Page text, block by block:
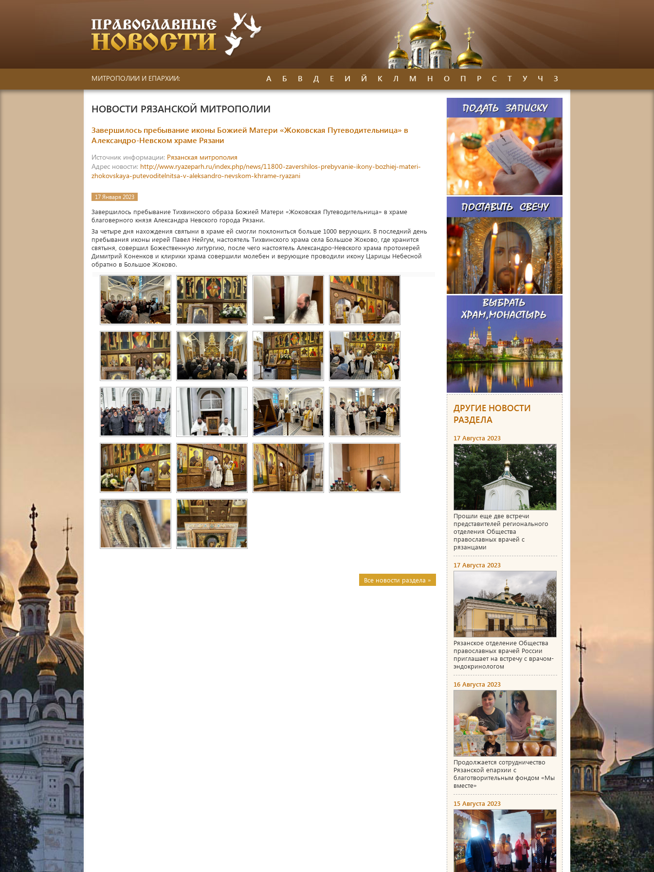
МИТРОПОЛИИ И ЕПАРХИИ: А Б В Д Е И Й К Л М Н О П Р С Т У Ч З
НОВОСТИ РЯЗАНСКОЙ МИТРОПОЛИИ
Завершилось пребывание иконы Божией Матери «Жоковская Путеводительница» в
Александро-Невском храме Рязани
Источник информации: Рязанская митрополия
Адрес новости: http://www.ryazeparh.ru/index.php/news/11800-zavershilos-prebyvanie-ikony-bozhiej-materi-
zhokovskaya-putevoditelnitsa-v-aleksandro-nevskom-khrame-ryazani
17 Января 2023
Завершилось пребывание Тихвинского образа Божией Матери «Жоковская Путеводительница» в храме
благоверного князя Александра Невского города Рязани.
За четыре дня нахождения святыни в храме ей смогли поклониться больше 1000 верующих. В последний день
пребывания иконы иерей Павел Нейгум, настоятель Тихвинского храма села Большое Жоково, где хранится
святыня, совершил Божественную литургию, после чего настоятель Александро-Невского храма протоиерей
Димитрий Коненков и клирики храма совершили молебен и верующие проводили икону Царицы Небесной
обратно в Большое Жоково.
Все новости раздела »
ДРУГИЕ НОВОСТИ
РАЗДЕЛА
17 Августа 2023
Прошли еще две встречи
представителей регионального
отделения Общества
православных врачей с
рязанцами
17 Августа 2023
Рязанское отделение Общества
православных врачей России
приглашает на встречу с врачом-
эндокринологом
16 Августа 2023
Продолжается сотрудничество
Рязанской епархии с
благотворительным фондом «Мы
вместе»
15 Августа 2023